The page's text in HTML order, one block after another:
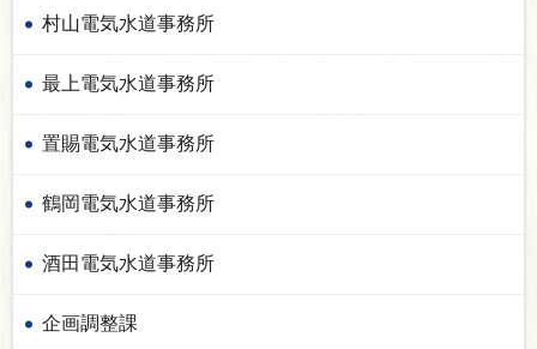
村山電気水道事務所
最上電気水道事務所
置賜電気水道事務所
鶴岡電気水道事務所
酒田電気水道事務所
企画調整課